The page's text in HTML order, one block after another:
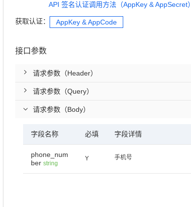
API 签名认证调用方法（AppKey & AppSecret）
获取认证： AppKey & AppCode
接口参数
请求参数（Header）
请求参数（Query）
请求参数（Body）
字段名称 必填 字段详情
phone_num
ber string
Y 手机号